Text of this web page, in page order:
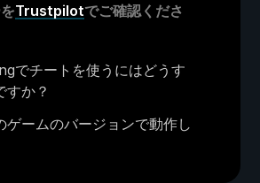
Trustpilotでご確認くださ
でチートを使うにはどうす
すか？
ゲームのバージョンで動作し